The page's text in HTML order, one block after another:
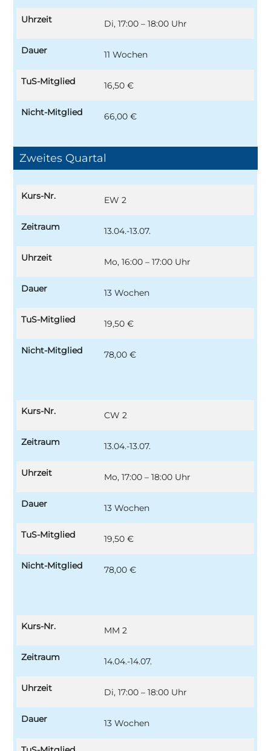
Uhrzeit Di, 17:00 – 18:00 Uhr
Dauer 11 Wochen
TuS-Mitglied 16,50 €
Nicht-Mitglied 66,00 €
Zweites Quartal
Kurs-Nr. EW 2
Zeitraum 13.04.-13.07.
Uhrzeit Mo, 16:00 – 17:00 Uhr
Dauer 13 Wochen
TuS-Mitglied 19,50 €
Nicht-Mitglied 78,00 €
Kurs-Nr. CW 2
Zeitraum 13.04.-13.07.
Uhrzeit Mo, 17:00 – 18:00 Uhr
Dauer 13 Wochen
TuS-Mitglied 19,50 €
Nicht-Mitglied 78,00 €
Kurs-Nr. MM 2
Zeitraum 14.04.-14.07.
Uhrzeit Di, 17:00 – 18:00 Uhr
Dauer 13 Wochen